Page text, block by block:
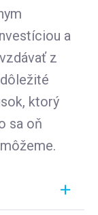
a
z
ktorý
sa oň